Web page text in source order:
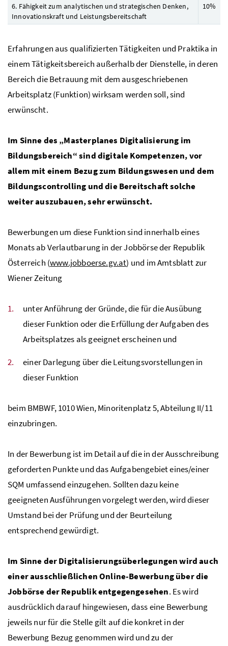
6. Fähigkeit zum analytischen und strategischen Denken,
Innovationskraft und Leistungsbereitschaft
10%
Erfahrungen aus qualifizierten Tätigkeiten und Praktika in
einem Tätigkeitsbereich außerhalb der Dienstelle, in deren
Bereich die Betrauung mit dem ausgeschriebenen
Arbeitsplatz (Funktion) wirksam werden soll, sind
erwünscht.
Im Sinne des „Masterplanes Digitalisierung im
Bildungsbereich“ sind digitale Kompetenzen, vor
allem mit einem Bezug zum Bildungswesen und dem
Bildungscontrolling und die Bereitschaft solche
weiter auszubauen, sehr erwünscht.
Bewerbungen um diese Funktion sind innerhalb eines
Monats ab Verlautbarung in der Jobbörse der Republik
Österreich (www.jobboerse.gv.at) und im Amtsblatt zur
Wiener Zeitung
unter Anführung der Gründe, die für die Ausübung
dieser Funktion oder die Erfüllung der Aufgaben des
Arbeitsplatzes als geeignet erscheinen und
einer Darlegung über die Leitungsvorstellungen in
dieser Funktion
beim BMBWF, 1010 Wien, Minoritenplatz 5, Abteilung II/11
einzubringen.
In der Bewerbung ist im Detail auf die in der Ausschreibung
geforderten Punkte und das Aufgabengebiet eines/einer
SQM umfassend einzugehen. Sollten dazu keine
geeigneten Ausführungen vorgelegt werden, wird dieser
Umstand bei der Prüfung und der Beurteilung
entsprechend gewürdigt.
Im Sinne der Digitalisierungsüberlegungen wird auch
einer ausschließlichen Online-Bewerbung über die
Jobbörse der Republik entgegengesehen. Es wird
ausdrücklich darauf hingewiesen, dass eine Bewerbung
jeweils nur für die Stelle gilt auf die konkret in der
Bewerbung Bezug genommen wird und zu der